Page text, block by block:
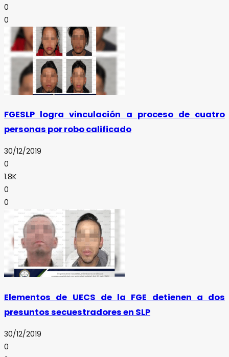
0
0
FGESLP logra vinculación a proceso de cuatro
personas por robo calificado
30/12/2019
0
1.8K
0
0
Elementos de UECS de la FGE detienen a dos
presuntos secuestradores en SLP
30/12/2019
0